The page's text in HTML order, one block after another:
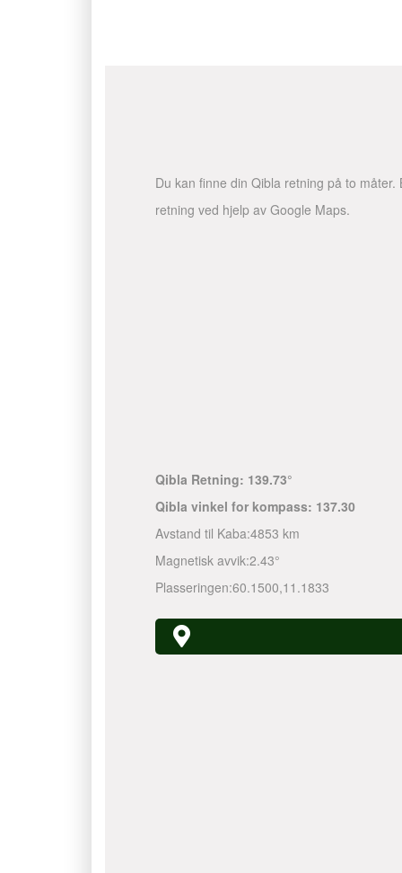
Du kan finne din Qibla retning på to
retning ved hjelp av Google Maps.
Qibla Retning: 139.73°
Qibla vinkel for kompass: 137.30
Avstand til Kaba:4853 km
Magnetisk avvik:2.43°
Plasseringen:60.1500,11.1833